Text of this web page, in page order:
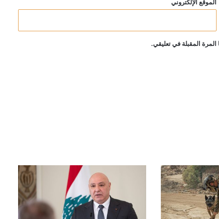
الموقع الإلكتروني
المقبلة في تعليقي.